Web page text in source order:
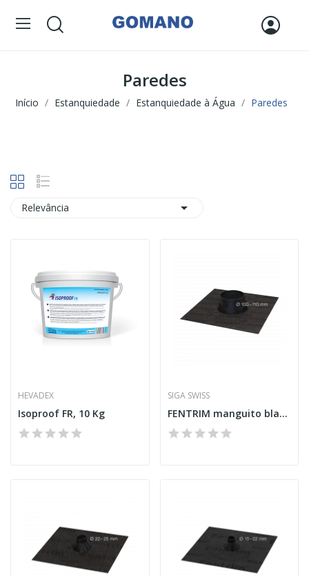
Paredes
Início Estanquiedade Estanquiedade à Água Paredes
Relevância 
HEVADEX
Isoproof FR, 10 Kg
SIGA SWISS
FENTRIM manguito black 100 - 110 mm